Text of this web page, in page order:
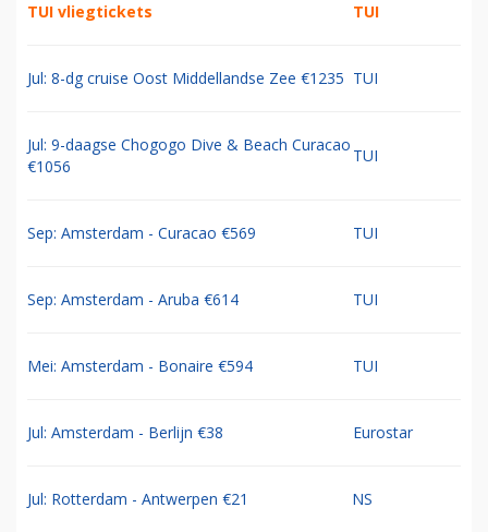
TUI vliegtickets TUI
Jul: 8-dg cruise Oost Middellandse Zee €1235 TUI
Jul: 9-daagse Chogogo Dive & Beach Curacao
€1056
TUI
Sep: Amsterdam - Curacao €569 TUI
Sep: Amsterdam - Aruba €614 TUI
Mei: Amsterdam - Bonaire €594 TUI
Jul: Amsterdam - Berlijn €38 Eurostar
Jul: Rotterdam - Antwerpen €21 NS